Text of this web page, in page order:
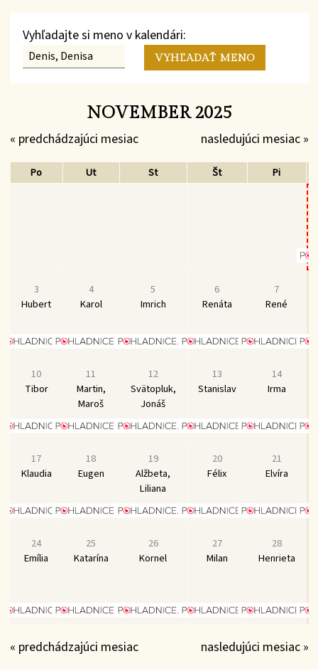
Vyhľadajte si meno v kalendári:
NOVEMBER 2025
« predchádzajúci mesiac nasledujúci mesiac »
Po Ut St Št Pi
3
Hubert
4
Karol
5
Imrich
6
Renáta
7
René
10
Tibor
11
Martin,
Maroš
12
Svätopluk,
Jonáš
13
Stanislav
14
Irma
17
Klaudia
18
Eugen
19
Alžbeta,
Liliana
20
Félix
21
Elvíra
24
Emília
25
Katarína
26
Kornel
27
Milan
28
Henrieta
« predchádzajúci mesiac nasledujúci mesiac »